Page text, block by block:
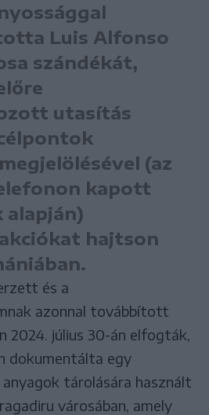
Luis Alfonso
szándékát,
utasítás
(az
kapott
alapján)
hajtson
és a
azonnal továbbított
2024. július 30-án elfogták,
dokumentálta egy
tárolására használt
városában, amely